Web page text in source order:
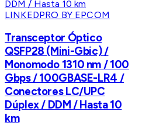
LINKEDPRO BY EPCOM
Transceptor Óptico
QSFP28 (Mini-Gbic) /
Monomodo 1310 nm / 100
Gbps / 100GBASE-LR4 /
Conectores LC/UPC
Dúplex / DDM / Hasta 10
km